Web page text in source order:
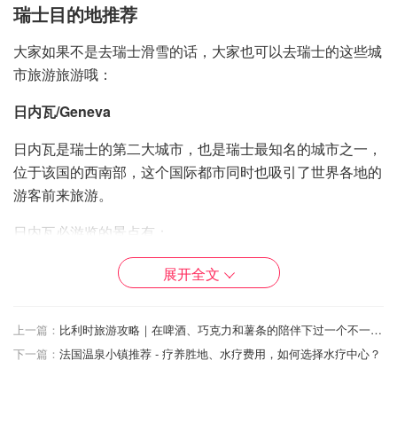
瑞士目的地推荐
大家如果不是去瑞士滑雪的话，大家也可以去瑞士的这些城
市旅游旅游哦：
日内瓦/Geneva
日内瓦是瑞士的第二大城市，也是瑞士最知名的城市之一，
位于该国的西南部，这个国际都市同时也吸引了世界各地的
游客前来旅游。
日内瓦必游览的景点有：
红十字会博物馆
万国宫
展开全文
上一篇：
比利时旅游攻略｜在啤酒、巧克力和薯条的陪伴下过一个不一样的假期
下一篇： 法国温泉小镇推荐 - 疗养胜地、水疗费用，如何选择水疗中心？